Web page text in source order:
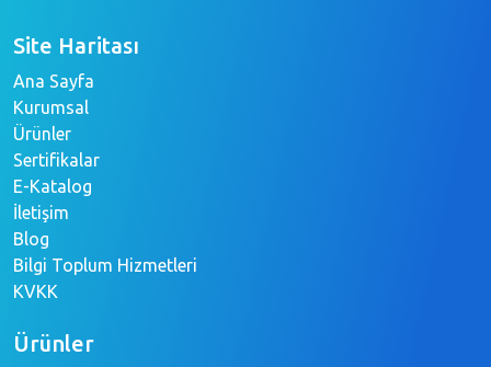
Site Haritası
Ana Sayfa
Kurumsal
Ürünler
Sertifikalar
E-Katalog
İletişim
Blog
Bilgi Toplum Hizmetleri
KVKK
Ürünler